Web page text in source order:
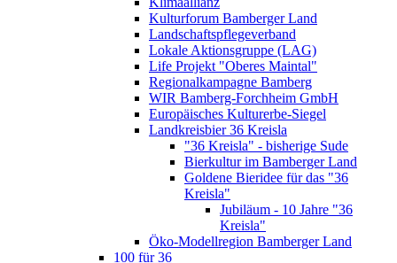
Kulturforum Bamberger Land
Landschaftspflegeverband
Lokale Aktionsgruppe (LAG)
Life Projekt "Oberes Maintal"
Regionalkampagne Bamberg
WIR Bamberg-Forchheim GmbH
Europäisches Kulturerbe-Siegel
Landkreisbier 36 Kreisla
"36 Kreisla" - bisherige Sude
Bierkultur im Bamberger Land
Goldene Bieridee für das "36
Kreisla"
Jubiläum - 10 Jahre "36
Kreisla"
Öko-Modellregion Bamberger Land
100 für 36